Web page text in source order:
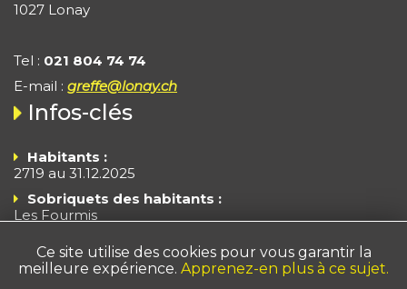
1027 Lonay
Tel : 021 804 74 74
E-mail : greffe@lonay.ch
Infos-clés
Habitants :
2719 au 31.12.2025
Sobriquets des habitants :
Les Fourmis
Superficie :372 ha
Ce site utilise des cookies pour vous garantir la
meilleure expérience. Apprenez-en plus à ce sujet.